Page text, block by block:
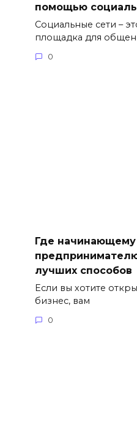
помощью
Социальные сети –
площадка для
0
Где начинающему
лучших способов
Если вы хотите
бизнес, вам
0